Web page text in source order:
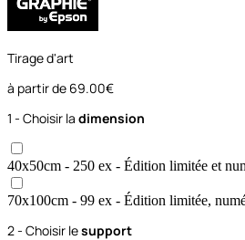
Tirage d'art
à partir de 69.00€
1 - Choisir la dimension
40x50cm - 250 ex - Édition limitée et
70x100cm - 99 ex - Édition limitée,
2 - Choisir lesupport